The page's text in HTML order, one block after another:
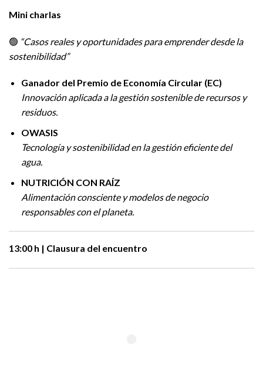
Mini charlas
🟢 “Casos reales y oportunidades para emprender desde la
sostenibilidad”
Ganador del Premio de Economía Circular (EC)
Innovación aplicada a la gestión sostenible de recursos y
residuos.
OWASIS
Tecnología y sostenibilidad en la gestión eficiente del
agua.
NUTRICIÓN CON RAÍZ
Alimentación consciente y modelos de negocio
responsables con el planeta.
13:00 h | Clausura del encuentro